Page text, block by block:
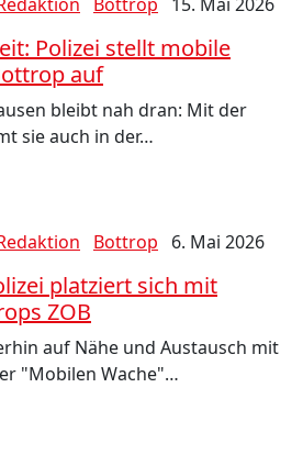
Polizei stellt mobile
auf
bleibt nah dran: Mit der
sie auch in der…
Bottrop 6. Mai 2026
platziert sich mit
ZOB
auf Nähe und Austausch mit
"Mobilen Wache"…